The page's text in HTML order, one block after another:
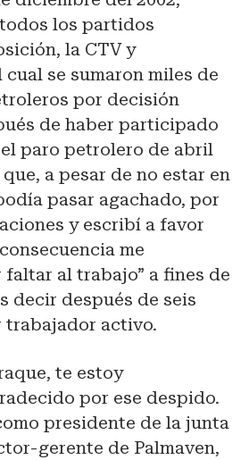
los partidos
la CTV y
cual se sumaron miles de
por decisión
de haber participado
paro petrolero de abril
a pesar de no estar en
pasar agachado, por
y escribí a favor
me
faltar al trabajo” a fines de
decir después de seis
trabajador activo.
te estoy
por ese despido.
presidente de la junta
gerente de Palmaven,